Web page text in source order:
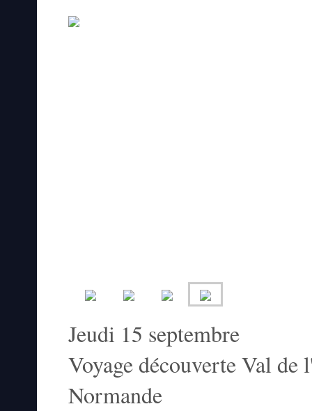
Jeudi 15
Voyage découverte Val
Normande